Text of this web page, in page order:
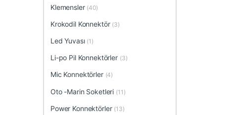
Klemensler (40)
Krokodil Konnektör (3)
Led Yuvası (1)
Li-po Pil Konnektörler (3)
Mic Konnektörler (4)
Oto -Marin Soketleri (11)
Power Konnektörler (13)